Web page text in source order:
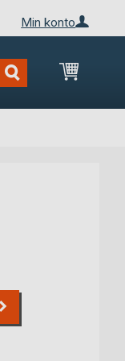
Min konto
Min